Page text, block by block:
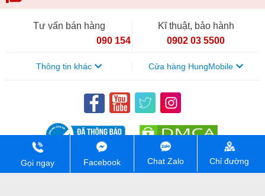
Tư vấn bán hàng
090 154 8866
Kĩ thuật, bảo hành
0902 03 5500
Thông tin khác Cửa hàng HungMobile
Gọi ngay Facebook Chat Zalo Chỉ đường